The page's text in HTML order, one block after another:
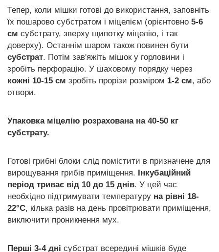
Тепер, коли мішки готові до використання, заповніть
їх пошарово субстратом і міцелієм (орієнтовно 5-6
см субстрату, зверху щипотку міцелію, і так
доверху). Останнім шаром також повинен бути
субстрат. Потім зав'яжіть мішок у горловини і
зробіть перфорацію. У шаховому порядку через
кожні 10-15 см зробіть прорізи розміром 1-2 см, або
отвори.
Упаковка міцелію розрахована на 40-50 кг
субстрату.
Готові грибні блоки слід помістити в призначене для
вирощування грибів приміщення. Інкубаційний
період триває від 10 до 15 днів. У цей час
необхідно підтримувати температуру на рівні 18-
22°С, кілька разів на день провітрювати приміщення,
виключити проникнення мух.
Перші 3-4 дні субстрат всередині мішків буде